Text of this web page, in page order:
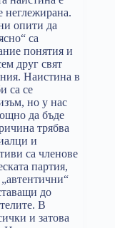
неглежирана.
опити да
са
понятия и
друг свят
Наистина в
са се
но у нас
да бъде
трябва
и
са членове
партия,
до
В
и затова